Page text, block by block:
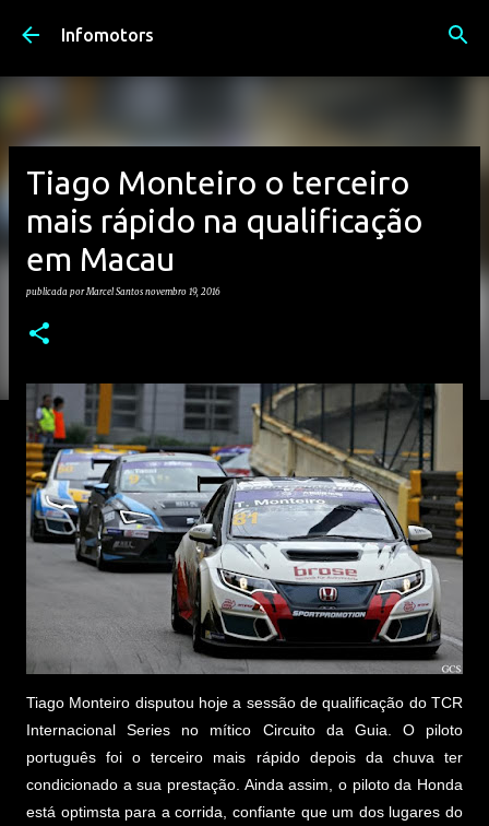
Avançar para o conteúdo principal
Infomotors
Tiago Monteiro o terceiro
mais rápido na qualificação
em Macau
publicada porMarcel Santos novembro 19, 2016
Tiago Monteiro disputou hoje a sessão de qualificação do TCR
Internacional Series no mítico Circuito da Guia. O piloto
português foi o terceiro mais rápido depois da chuva ter
condicionado a sua prestação. Ainda assim, o piloto da Honda
está optimsta para a corrida, confiante que um dos lugares do